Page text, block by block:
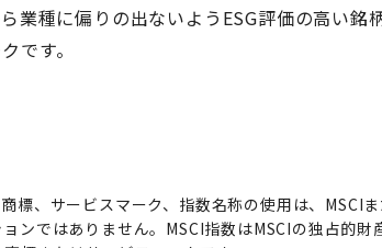
業種に偏りの出ないようESG評価の高い銘
です。
、サービスマーク、指数名称の使用は、MSCI
ンではありません。MSCI指数はMSCIの独占的財